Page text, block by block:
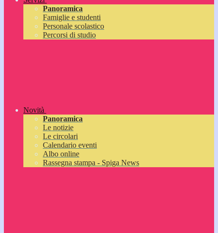
Panoramica
Famiglie e studenti
Personale scolastico
Percorsi di studio
Novità
Panoramica
Le notizie
Le circolari
Calendario eventi
Albo online
Rassegna stampa - Spiga News